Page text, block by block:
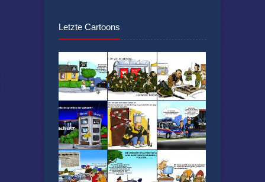
Letzte Cartoons